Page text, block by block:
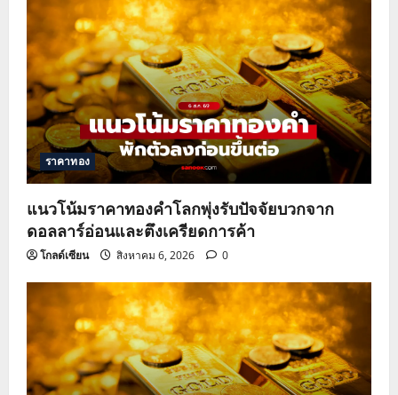
ราคาทอง
แนวโน้มราคาทองคำโลกพุ่งรับปัจจัยบวกจาก
ดอลลาร์อ่อนและตึงเครียดการค้า
โกลด์เซียน สิงหาคม 6, 2026 0